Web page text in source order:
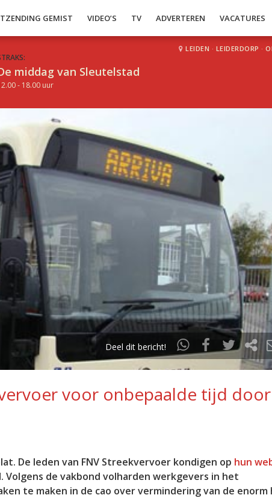
GEMIST VIDEO’S TV ADVERTEREN VACATURES
middag van Sleutelstad
- 18.00 uur
LEIDEN · LEIDERDORP ·
Deel dit bericht!
voor onbepaalde tijd door
De leden van FNV Streekvervoer kondigen op hun
de vakbond volharden werkgevers in het
te maken in de cao over vermindering van de enorm